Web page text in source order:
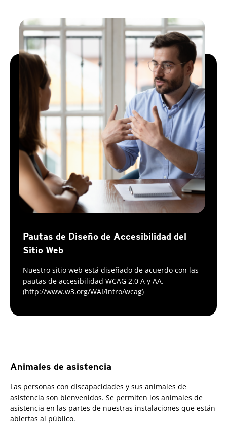
Pautas de Diseño de Accesibilidad del
Sitio Web
Nuestro sitio web está diseñado de acuerdo con las
pautas de accesibilidad WCAG 2.0 A y AA.
(http://www.w3.org/WAI/intro/wcag)
Animales de asistencia
Las personas con discapacidades y sus animales de
asistencia son bienvenidos. Se permiten los animales de
asistencia en las partes de nuestras instalaciones que están
abiertas al público.